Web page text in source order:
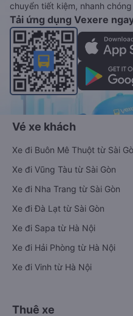
chuyển tiết kiệm, nhanh
Tải ứng dụng Vexere
Vé xe khách
Xe đi Buôn Mê Thuột từ Sài
Xe đi Vũng Tàu từ Sài Gòn
Xe đi Nha Trang từ Sài Gòn
Xe đi Đà Lạt từ Sài Gòn
Xe đi Sapa từ Hà Nội
Xe đi Hải Phòng từ Hà Nội
Xe đi Vinh từ Hà Nội
Thuê xe